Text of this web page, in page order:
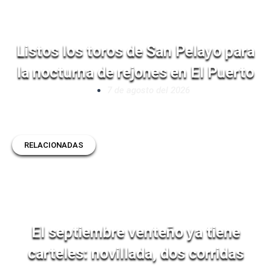
Listos los toros de San Pelayo para
la nocturna de rejones en El Puerto
RELACIONADAS
El septiembre venteño ya tiene
carteles: novillada, dos corridas